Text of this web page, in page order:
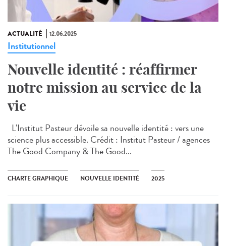
ACTUALITÉ 12.06.2025
Institutionnel
Nouvelle identité : réaffirmer
notre mission au service de la
vie
L'Institut Pasteur dévoile sa nouvelle identité : vers une
science plus accessible. Crédit : Institut Pasteur / agences
The Good Company & The Good...
CHARTE GRAPHIQUE NOUVELLE IDENTITÉ 2025